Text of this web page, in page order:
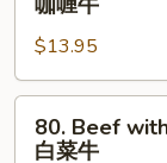
Beef
with
Onion
咖
$13.95
Beef
80. Beef
白菜牛